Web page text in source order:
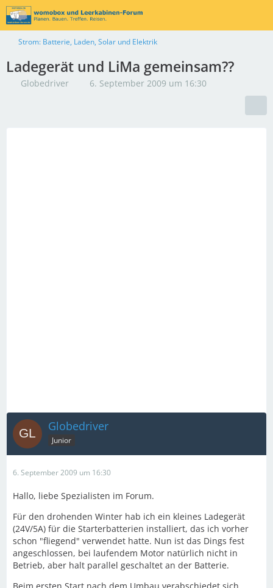
Strom: Batterie, Laden, Solar und Elektrik
Ladegerät und LiMa gemeinsam??
Globedriver 6. September 2009 um 16:30
Globedriver
Junior
6. September 2009 um 16:30
Hallo, liebe Spezialisten im Forum.
Für den drohenden Winter hab ich ein kleines Ladegerät
(24V/5A) für die Starterbatterien installiert, das ich vorher
schon "fliegend" verwendet hatte. Nun ist das Dings fest
angeschlossen, bei laufendem Motor natürlich nicht in
Betrieb, aber halt parallel geschaltet an der Batterie.